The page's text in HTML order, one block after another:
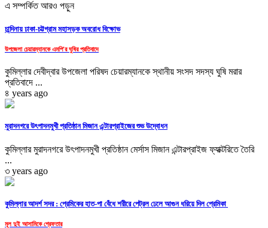
এ সম্পর্কিত আরও পড়ুন
চান্দিনায় ঢাকা-চট্টগ্রাম মহাসড়ক অবরোধ বিক্ষোভ
উপজেলা চেয়ারম্যানকে এমপি'র ঘুষির প্রতিবাদে
কুমিল্লার দেবীদ্বার উপজেলা পরিষদ চেয়ারম্যানকে স্থানীয় সংসদ সদস্য ঘুষি মরার
প্রতিবাদে ...
৪ years ago
মুরাদনগরে উৎপাদনমুখী প্রতিষ্ঠান মিজান এন্টারপ্রাইজের শুভ উদ্বোধন
কুমিল্লার মুরাদনগরে উৎপাদনমুখী প্রতিষ্ঠান মের্সাস মিজান এন্টারপ্রাইজ ফ্যাক্টরিতে তৈরি
...
৩ years ago
কুমিল্লার আদর্শ সদর : প্রেমিকের হাত-পা বেঁধে শরীরে পেট্রল ঢেলে আগুন ধরিয়ে দিল প্রেমিকা
মূল দুই আসামিকে গ্রেফতার